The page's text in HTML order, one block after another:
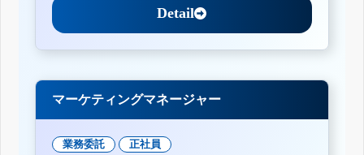
Detail
マーケティングマネージャー
業務委託 正社員